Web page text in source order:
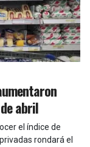
abril
el índice de
rondará el